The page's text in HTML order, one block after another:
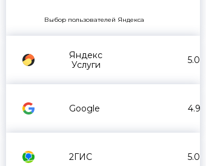
Выбор пользователей Яндекса
Яндекс
Услуги
5.0
Google 4.9
2ГИС 5.0